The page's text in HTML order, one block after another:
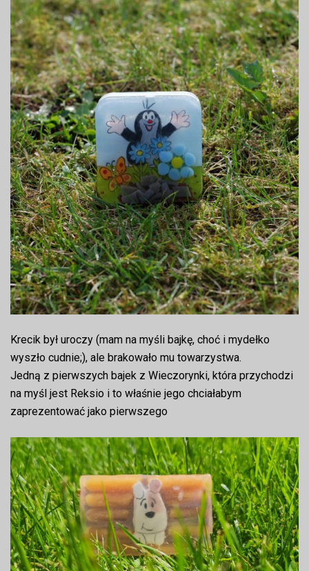
Krecik był uroczy (mam na myśli bajkę, choć i mydełko
wyszło cudnie;), ale brakowało mu towarzystwa.
Jedną z pierwszych bajek z Wieczorynki, która przychodzi
na myśl jest Reksio i to właśnie jego chciałabym
zaprezentować jako pierwszego